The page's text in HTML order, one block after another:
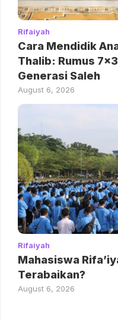
Rifaiyah
Cara Mendidik
Thalib: Rumus
Generasi Saleh
August 6, 2026
Rifaiyah
Mahasiswa
Terabaikan?
August 6, 2026